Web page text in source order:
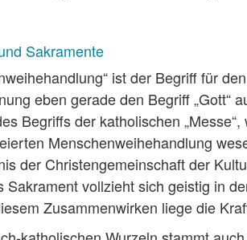
Sakramente
ist der Begriff für
eben gerade den Begriff „Gott“
Begriffs der katholischen
Menschenweihehandlung
der Christengemeinschaft der
Sakrament vollzieht sich geistig in
Zusammenwirken liege die